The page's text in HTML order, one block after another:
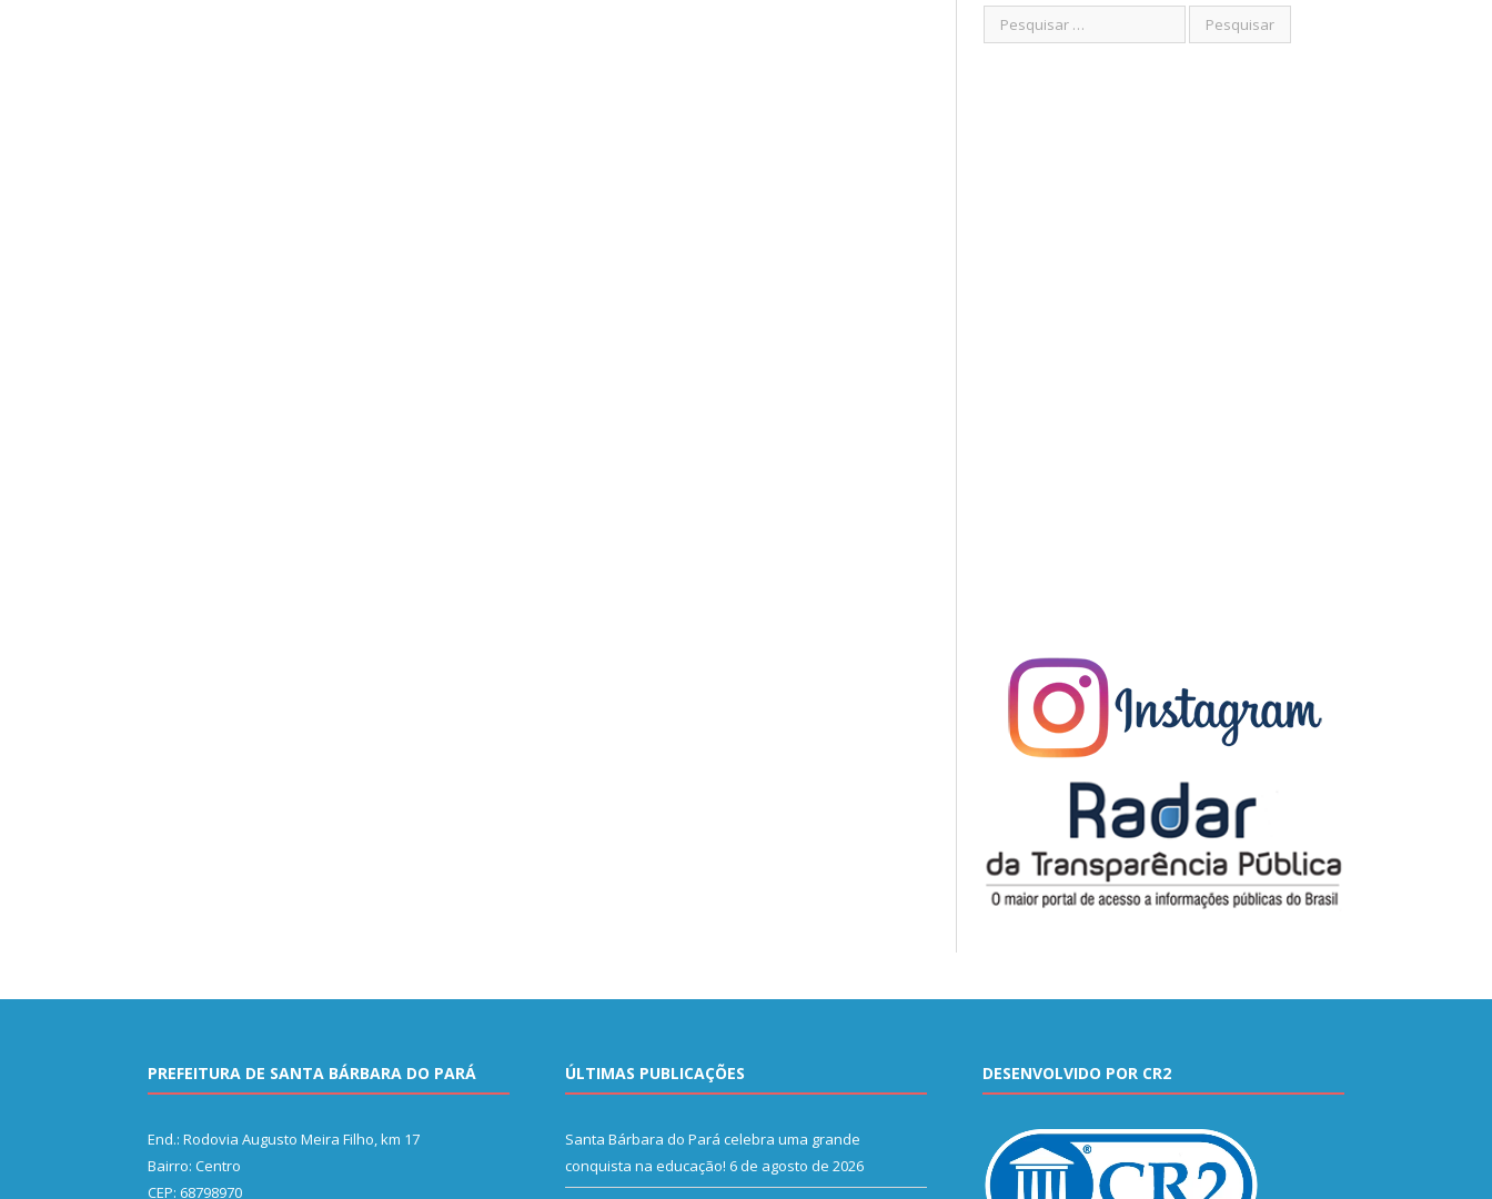
PREFEITURA DE SANTA BÁRBARA DO PARÁ
End.: Rodovia Augusto Meira Filho, km 17
Bairro: Centro
CEP: 68798970
ÚLTIMAS PUBLICAÇÕES
Santa Bárbara do Pará celebra uma grande
conquista na educação! 6 de agosto de 2026
DESENVOLVIDO POR CR2